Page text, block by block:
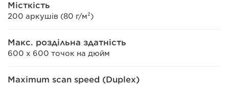
Місткість
200 аркушів (80 г/м²)
Макс. роздільна здатність
600 x 600 точок на дюйм
Maximum scan speed (Duplex)